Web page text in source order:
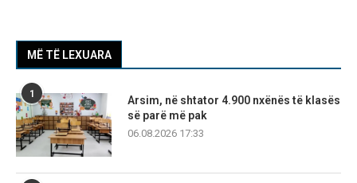
MË TË LEXUARA
1
Arsim, në shtator 4.900 nxënës të klasës
së parë më pak
06.08.2026 17:33